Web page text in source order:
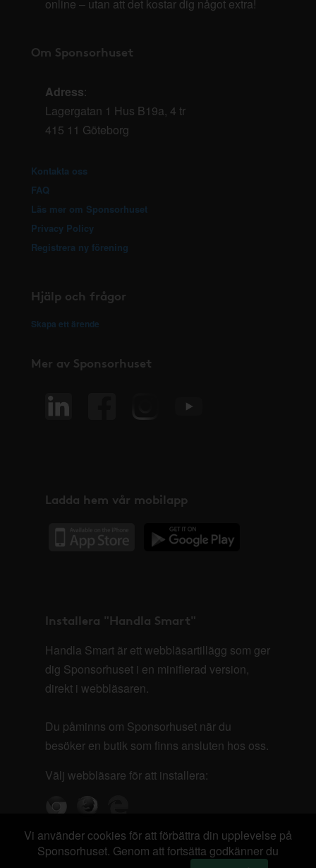
online – utan att det kostar dig något extra!
Om Sponsorhuset
Adress:
Lagergatan 1 Hus B19a, 4 tr
415 11 Göteborg
Kontakta oss
FAQ
Läs mer om Sponsorhuset
Privacy Policy
Registrera ny förening
Hjälp och frågor
Skapa ett ärende
Mer av Sponsorhuset
Ladda hem vår mobilapp
Installera "Handla Smart"
Handla Smart är ett webbläsartillägg som ger
dig Sponsorhuset i en minifierad version,
direkt i webbläsaren.
Du påminns om Sponsorhuset när du
besöker en butik som finns ansluten hos oss.
Välj webbläsare för att installera:
Vi använder cookies för att förbättra din upplevelse på
Sponsorhuset. Genom att fortsätta godkänner du